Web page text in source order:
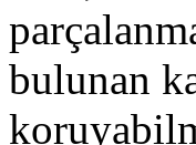
bulunan